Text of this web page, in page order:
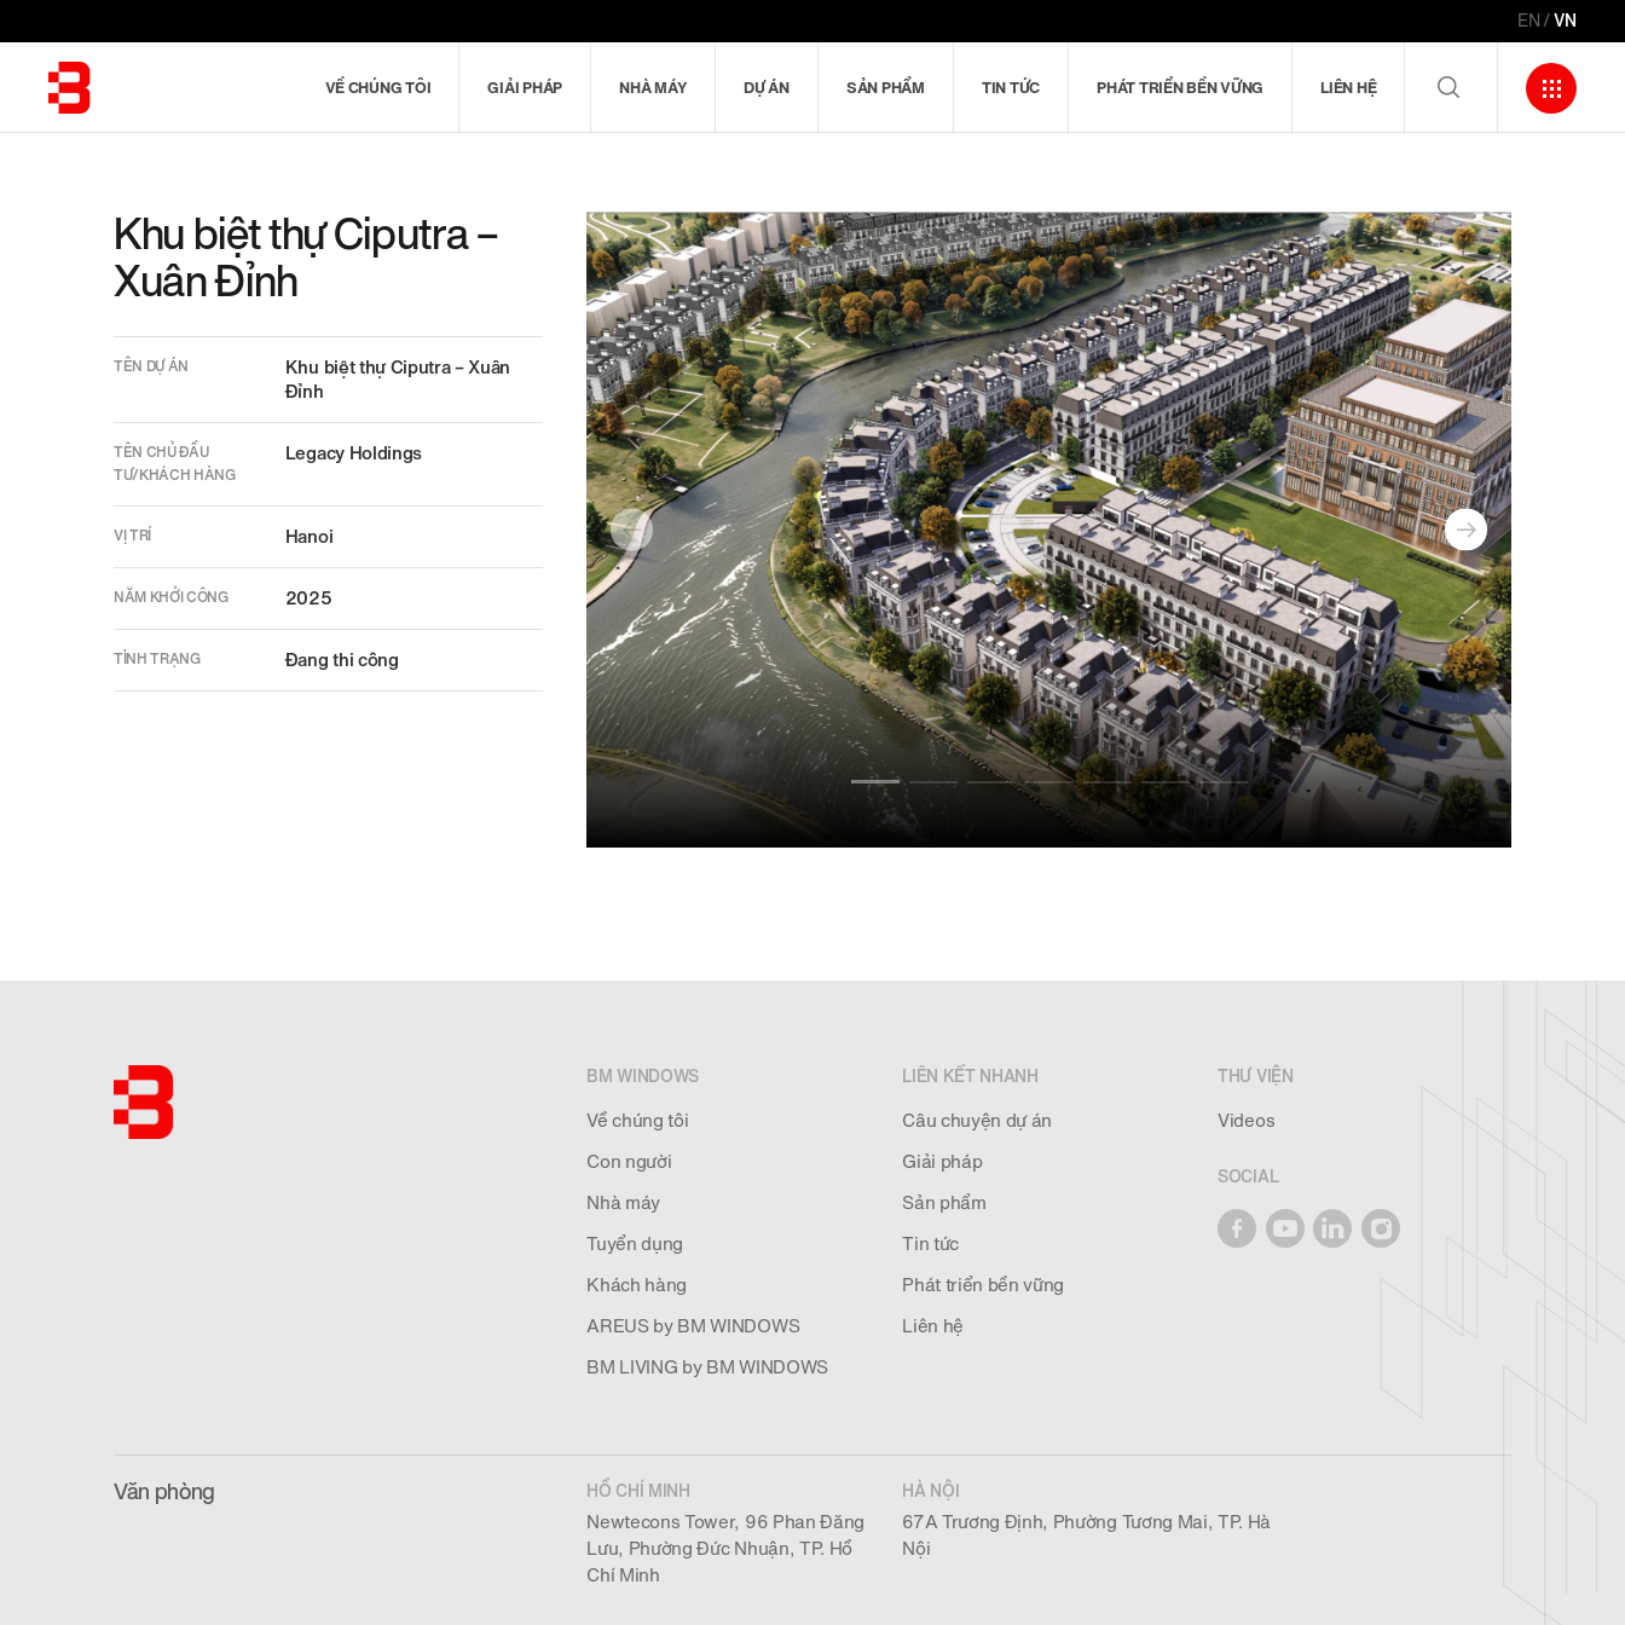
đến
EN VN
VỀ CHÚNG TÔI GIẢI PHÁP NHÀ MÁY DỰ ÁN SẢN PHẨM TIN TỨC PHÁT TRIỂN BỀN VỮNG LIÊN HỆ
Combine
fields
filter
BM Windows
Khu biệt thự Ciputra –
Xuân Đỉnh
TÊN DỰ ÁN
Khu biệt thự Ciputra – Xuân
Đỉnh
TÊN CHỦ ĐẦU
TƯ/KHÁCH HÀNG
Legacy Holdings
VỊ TRÍ Hanoi
NĂM KHỞI CÔNG 2025
TÌNH TRẠNG Đang thi công
BM WINDOWS
Về chúng tôi
Con người
Nhà máy
Tuyển dụng
Khách hàng
AREUS by BM WINDOWS
BM LIVING by BM WINDOWS
LIÊN KẾT NHANH
Câu chuyện dự án
Giải pháp
Sản phẩm
Tin tức
Phát triển bền vững
Liên hệ
THƯ VIỆN
Videos
SOCIAL
Văn phòng HỒ CHÍ MINH
Newtecons Tower, 96 Phan Đăng
Lưu, Phường Đức Nhuận, TP. Hồ
Chí Minh
HÀ NỘI
67A Trương Định, Phường Tương Mai, TP. Hà
Nội